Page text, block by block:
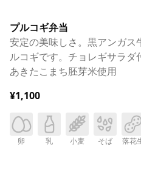
プルコギ弁当
安定の美味しさ。黒アンガス
ルコギです。チョレギサラダ
あきたこまち胚芽米使用
¥1,100
卵 乳 小麦 そば 落花